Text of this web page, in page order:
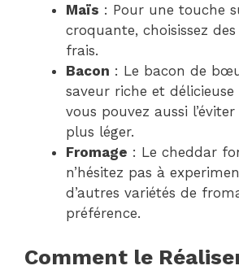
Maïs : Pour une touche
croquante, choisissez
frais.
Bacon : Le bacon de
saveur riche et
vous pouvez aussi
plus léger.
Fromage : Le cheddar
n’hésitez pas à
d’autres variétés de
préférence.
Comment le